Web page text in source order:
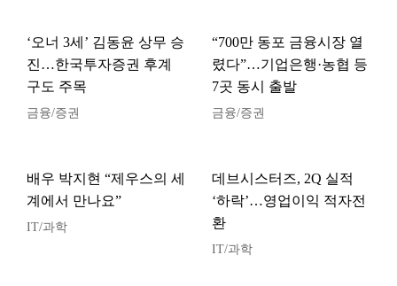
‘오너 3세’ 김동윤 상무 승
진…한국투자증권 후계
구도 주목
금융/증권
“700만 동포 금융시장 열
렸다”…기업은행·농협 등
7곳 동시 출발
금융/증권
배우 박지현 “제우스의 세
계에서 만나요”
IT/과학
데브시스터즈, 2Q 실적
‘하락’…영업이익 적자전
환
IT/과학